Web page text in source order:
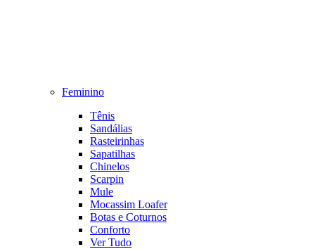
Feminino
Tênis
Sandálias
Rasteirinhas
Sapatilhas
Chinelos
Scarpin
Mule
Mocassim Loafer
Botas e Coturnos
Conforto
Ver Tudo